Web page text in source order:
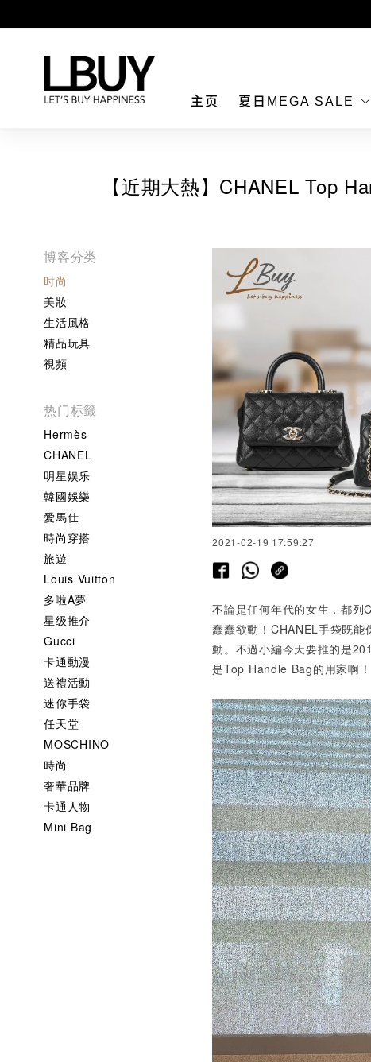
主页 夏日MEGA SALE
【近期大熱】CHANEL Top
博客分类
时尚
美妝
生活風格
精品玩具
視頻
热门标籤
Hermès
CHANEL
明星娱乐
韓國娛樂
愛馬仕
時尚穿搭
旅遊
Louis Vuitton
多啦A夢
星级推介
Gucci
卡通動漫
送禮活動
迷你手袋
任天堂
MOSCHINO
時尚
奢華品牌
卡通人物
Mini Bag
2021-02-19 17:59:27
不論是任何年代的女生，都
蠢蠢欲動！CHANEL手袋既
動。不過小編今天要推的是
是Top Handle Bag的用家啊！